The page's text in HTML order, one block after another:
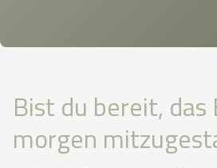
Bist du bereit, das
morgen